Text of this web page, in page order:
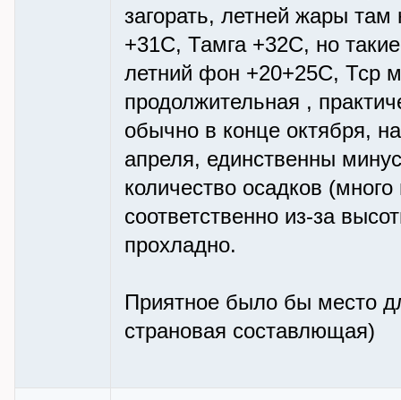
загорать, летней жары
+31С, Тамга +32С, но
летний фон +20+25С, Тср
продолжительная ,
обычно в конце октября,
апреля, единственны
количество осадков
соответственно из-за
прохладно.
Приятное было бы место
страновая составлющая)